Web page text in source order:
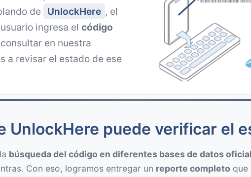
de UnlockHere , el
ingresa el código
en nuestra
a revisar el estado de ese
UnlockHere puede verificar el
búsqueda del código en diferentes bases de datos
Con eso, logramos entregar un reporte completo que